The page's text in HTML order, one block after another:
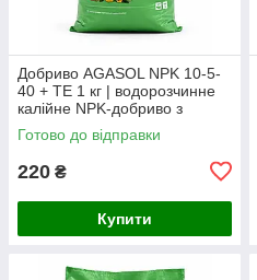
Добриво AGASOL NPK 10-5-
40 + TE 1 кг | водорозчинне
калійне NPK-добриво з
мікроелементами (фасоване
з мішка)
Готово до відправки
220 ₴
Купити